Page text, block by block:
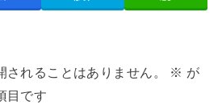
されることはありません。 ※ が
目です